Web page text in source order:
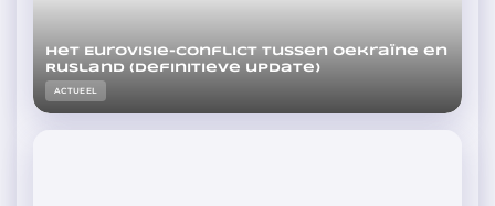
Het Eurovisie-conflict tussen Oekraïne en
Rusland (definitieve update)
ACTUEEL